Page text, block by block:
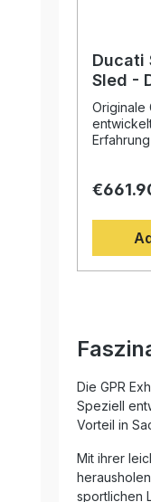
the
most
check
Ducati
Sled -
2024,
Originale
Jahre
sind Plug
Die GPR
Speziell
Vorteil in
Mit ihrer
sportlichen